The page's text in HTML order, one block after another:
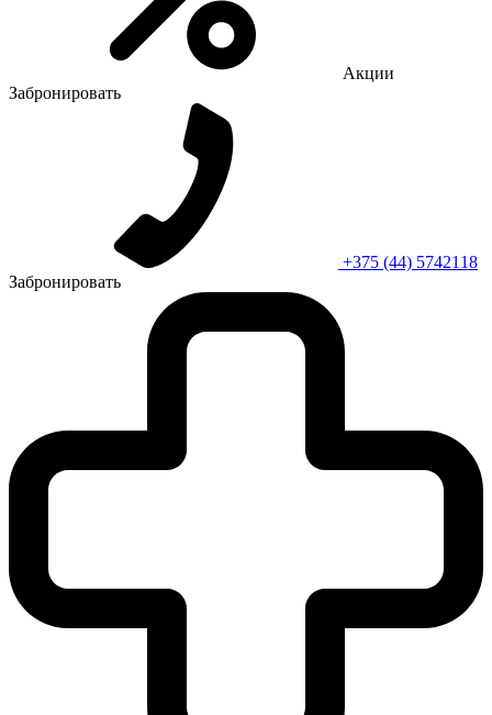
Акции
Забронировать
+375 (44) 5742118
Забронировать